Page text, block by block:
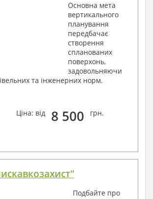
Основна мета
вертикального
планування
передбачає
створення
спланованих
поверхонь,
задовольняючи
та інженерних норм.
Ціна: від
8 500 грн.
Подбайте про